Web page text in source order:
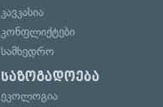
კავკასია
კონფლიქტები
სამხედრო
საზოგადოება
ეკოლოგია